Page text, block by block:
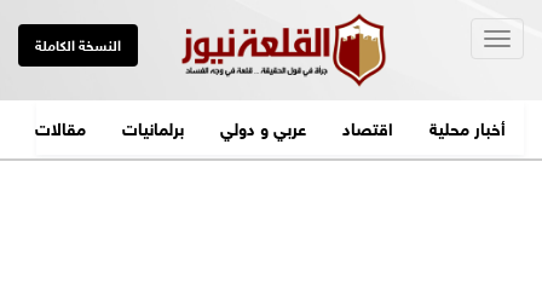
النسخة الكاملة
أخبار محلية اقتصاد عربي و دولي برلمانيات مقالات